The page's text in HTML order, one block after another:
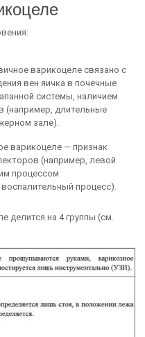
варикоцеле связано с
вен яичка в почечные
системы, наличием
(например, длительные
зале).
варикоцеле — признак
(например, левой
процессом
процесс).
делится на 4 группы (см.